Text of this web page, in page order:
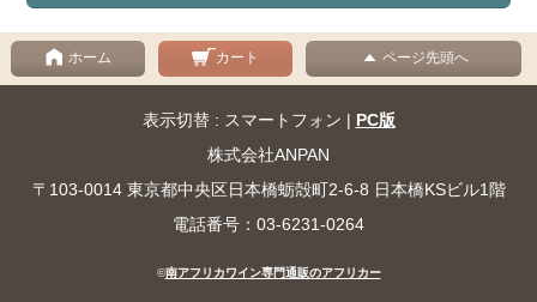
ホーム カート ページ先頭へ
表示切替 : スマートフォン | PC版
株式会社ANPAN
〒103-0014 東京都中央区日本橋蛎殻町2-6-8 日本橋KSビル1階
電話番号：03-6231-0264
©南アフリカワイン専門通販のアフリカー